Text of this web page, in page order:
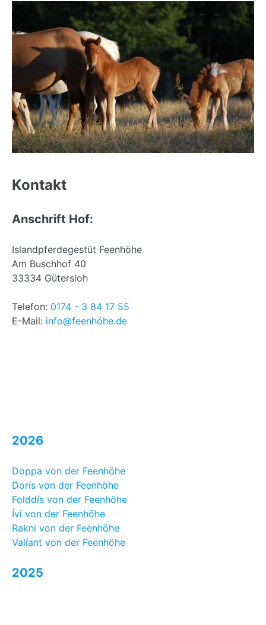
to
Kontakt
Anschrift Hof:
Islandpferdegestüt Feenhöhe
Am Buschhof 40
33334 Gütersloh
Telefon: 0174 - 3 84 17 55
E-Mail: info@feenhöhe.de
2026
Doppa von der Feenhöhe
Dorís von der Feenhöhe
Folddís von der Feenhöhe
Ívi von der Feenhöhe
Rakni von der Feenhöhe
Valíant von der Feenhöhe
2025